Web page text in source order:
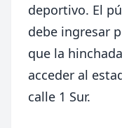
deportivo. El
debe ingresar
que la
acceder al
calle 1 Sur.